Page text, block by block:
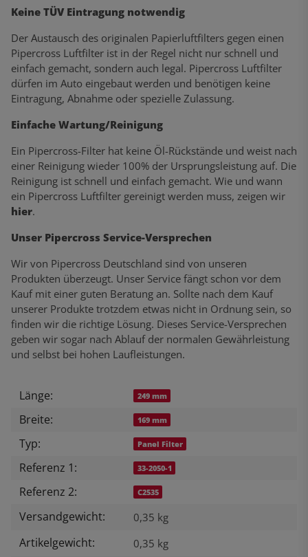
Keine TÜV Eintragung notwendig
Der Austausch des originalen Papierluftfilters gegen einen
Pipercross Luftfilter ist in der Regel nicht nur schnell und
einfach gemacht, sondern auch legal. Pipercross Luftfilter
dürfen im Auto eingebaut werden und benötigen keine
Eintragung, Abnahme oder spezielle Zulassung.
Einfache Wartung/Reinigung
Ein Pipercross-Filter hat keine Öl-Rückstände und weist nach
einer Reinigung wieder 100% der Ursprungsleistung auf. Die
Reinigung ist schnell und einfach gemacht. Wie und wann
ein Pipercross Luftfilter gereinigt werden muss, zeigen wir
hier.
Unser Pipercross Service-Versprechen
Wir von Pipercross Deutschland sind von unseren
Produkten überzeugt. Unser Service fängt schon vor dem
Kauf mit einer guten Beratung an. Sollte nach dem Kauf
unserer Produkte trotzdem etwas nicht in Ordnung sein, so
finden wir die richtige Lösung. Dieses Service-Versprechen
geben wir sogar nach Ablauf der normalen Gewährleistung
und selbst bei hohen Laufleistungen.
Produkteigenschaft
Wert
Länge: 249 mm
Breite: 169 mm
Typ: Panel Filter
Referenz 1: 33-2050-1
Referenz 2: C2535
Versandgewicht: 0,35 kg
Artikelgewicht: 0,35 kg